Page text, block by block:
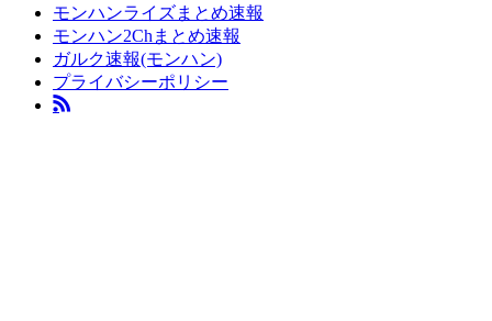
モンハンライズまとめ速報
モンハン2Chまとめ速報
ガルク速報(モンハン)
プライバシーポリシー